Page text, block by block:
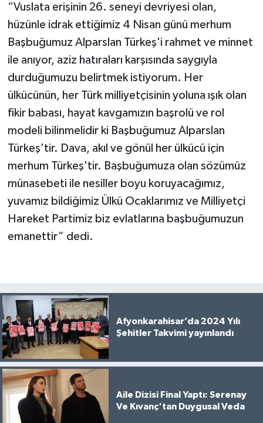
“Vuslata erişinin 26. seneyi devriyesi olan,
hüzünle idrak ettiğimiz 4 Nisan günü merhum
Başbuğumuz Alparslan Türkeş'i rahmet ve minnet
ile anıyor, aziz hatıraları karşısında saygıyla
durduğumuzu belirtmek istiyorum. Her
ülkücünün, her Türk milliyetçisinin yoluna ışık olan
fikir babası, hayat kavgamızın başrolü ve rol
modeli bilinmelidir ki Başbuğumuz Alparslan
Türkeş'tir. Dava, akıl ve gönül her ülkücü için
merhum Türkeş'tir. Başbuğumuza olan sözümüz
münasebeti ile nesiller boyu koruyacağımız,
yuvamız bildiğimiz Ülkü Ocaklarımız ve Milliyetçi
Hareket Partimiz biz evlatlarına başbuğumuzun
emanettir” dedi.
Afyonkarahisar’da 2024 Yılı
Şehitler Takvimi yayınlandı
Aile Dizisi Final Yaptı: Serenay
Ve Kıvanç'tan Duygusal Veda